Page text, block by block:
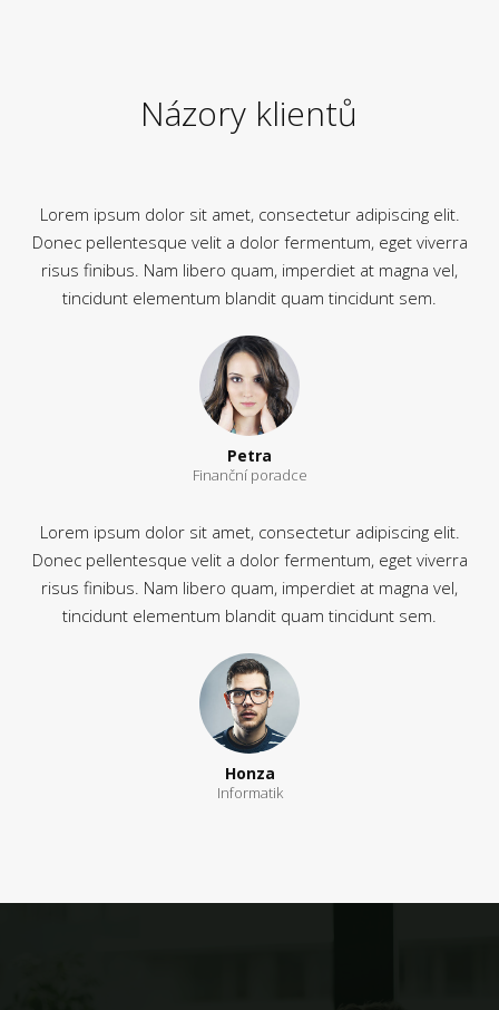
Názory klientů
Lorem ipsum dolor sit amet, consectetur adipiscing elit.
Donec pellentesque velit a dolor fermentum, eget viverra
risus finibus. Nam libero quam, imperdiet at magna vel,
tincidunt elementum blandit quam tincidunt sem.
Petra
Finanční poradce
Lorem ipsum dolor sit amet, consectetur adipiscing elit.
Donec pellentesque velit a dolor fermentum, eget viverra
risus finibus. Nam libero quam, imperdiet at magna vel,
tincidunt elementum blandit quam tincidunt sem.
Honza
Informatik